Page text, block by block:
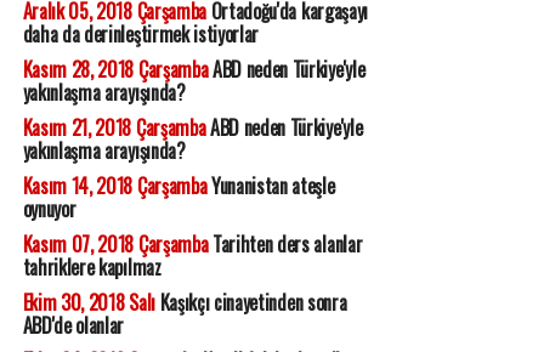
Aralık 05, 2018 ÇarşambaOrtadoğu'da kargaşayı
daha da derinleştirmek istiyorlar
Kasım 28, 2018 ÇarşambaABD neden Türkiye'yle
yakınlaşma arayışında?
Kasım 21, 2018 ÇarşambaABD neden Türkiye'yle
yakınlaşma arayışında?
Kasım 14, 2018 ÇarşambaYunanistan ateşle
oynuyor
Kasım 07, 2018 ÇarşambaTarihten ders alanlar
tahriklere kapılmaz
Ekim 30, 2018 SalıKaşıkçı cinayetinden sonra
ABD'de olanlar